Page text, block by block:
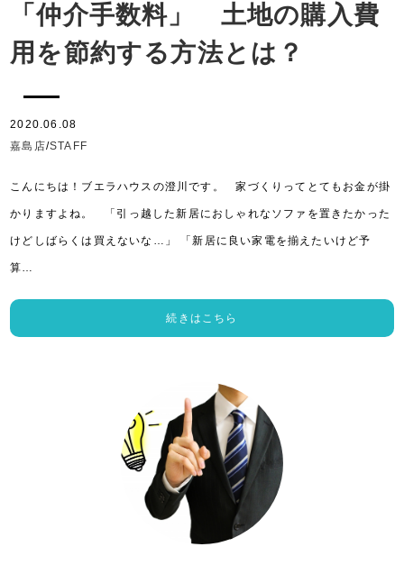
「仲介手数料」 土地の購入費
用を節約する方法とは？
2020.06.08
嘉島店/STAFF
こんにちは！ブエラハウスの澄川です。 家づくりってとてもお金が掛
かりますよね。 「引っ越した新居におしゃれなソファを置きたかった
けどしばらくは買えないな…」 「新居に良い家電を揃えたいけど予
算…
続きはこちら